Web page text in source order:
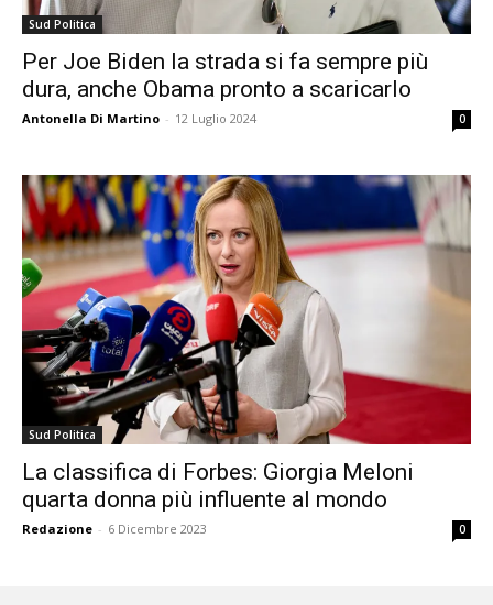
Sud Politica
Per Joe Biden la strada si fa sempre più
dura, anche Obama pronto a scaricarlo
Antonella Di Martino - 12 Luglio 2024 0
Sud Politica
La classifica di Forbes: Giorgia Meloni
quarta donna più influente al mondo
Redazione - 6 Dicembre 2023 0